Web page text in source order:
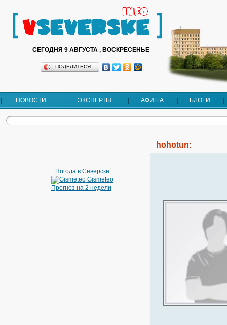
СЕГОДНЯ 9 АВГУСТА , ВОСКРЕСЕНЬЕ
ПОДЕЛИТЬСЯ…
НОВОСТИ ЭКСПЕРТЫ АФИША БЛОГИ
Погода в Северске
Gismeteo
Прогноз на 2 недели
hohotun: